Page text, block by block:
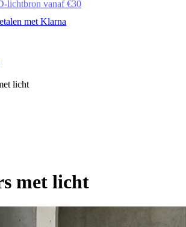
lichtbron vanaf €30
met Klarna
licht
met licht